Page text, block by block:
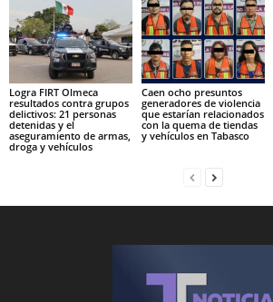
Logra FIRT Olmeca
resultados contra grupos
delictivos: 21 personas
detenidas y el
aseguramiento de armas,
droga y vehículos
Caen ocho presuntos
generadores de violencia
que estarían relacionados
con la quema de tiendas
y vehículos en Tabasco